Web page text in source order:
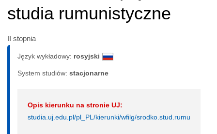
studia rumunistyczne
II stopnia
Język wykładowy: rosyjski
System studiów: sta­cjo­nar­ne
Opis kierunku na stronie UJ:
studia.uj.edu.pl/pl_PL/kierunki/wfilg/srodko.stud.rumu